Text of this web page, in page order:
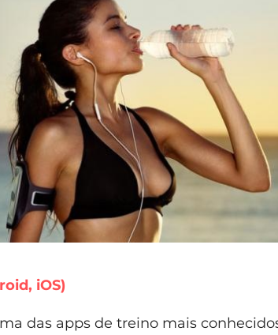
iOS)
das apps de treino mais